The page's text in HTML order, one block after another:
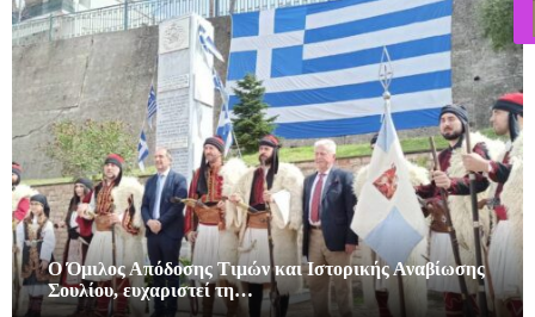
Ο Όμιλος Απόδοσης Τιμών και Ιστορικής Αναβίωσης
Σουλίου, ευχαριστεί τη…